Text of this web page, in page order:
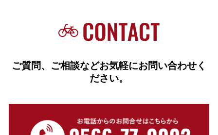
ご質問、ご相談などお気軽にお問い合わせく
ださい。